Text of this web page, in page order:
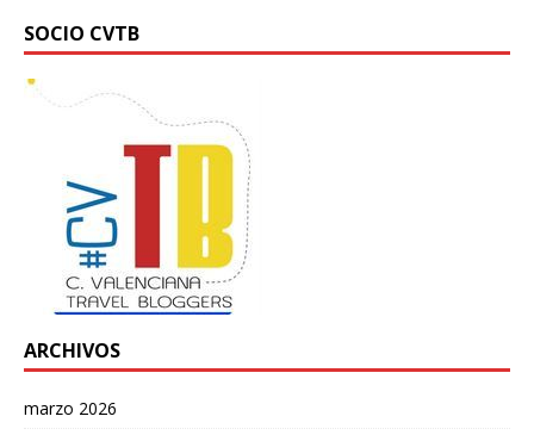
SOCIO CVTB
ARCHIVOS
marzo 2026